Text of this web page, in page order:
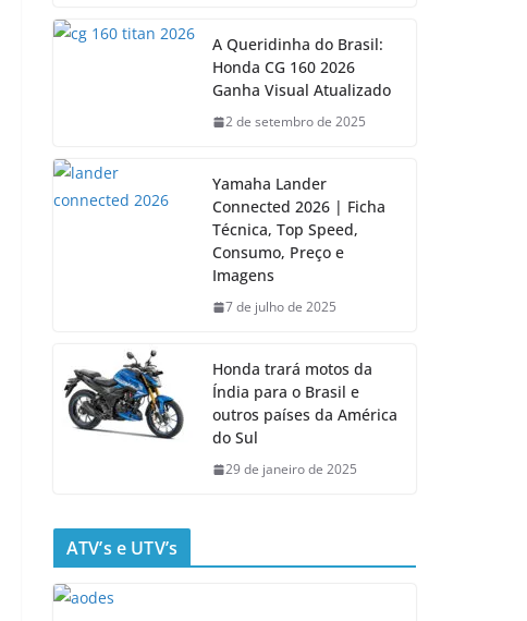
A Queridinha do Brasil:
Honda CG 160 2026
Ganha Visual Atualizado
2 de setembro de 2025
Yamaha Lander
Connected 2026 | Ficha
Técnica, Top Speed,
Consumo, Preço e
Imagens
7 de julho de 2025
Honda trará motos da
Índia para o Brasil e
outros países da América
do Sul
29 de janeiro de 2025
ATV’s e UTV’s